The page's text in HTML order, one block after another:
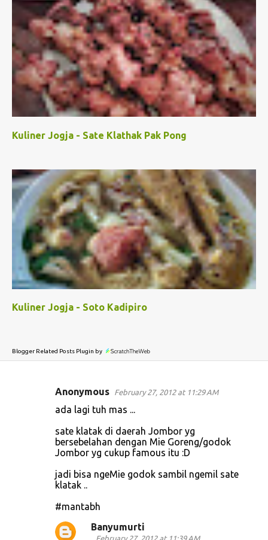
Kuliner Jogja - Sate Klathak Pak Pong
Kuliner Jogja - Soto Kadipiro
Blogger Related Posts Plugin by
Anonymous February 27, 2012 at 11:29 AM
ada lagi tuh mas ...
sate klatak di daerah Jombor yg
bersebelahan dengan Mie Goreng/godok
Jombor yg cukup famous itu :D
jadi bisa ngeMie godok sambil ngemil sate
klatak ..
#mantabh
Banyumurti
February 27, 2012 at 11:39 AM